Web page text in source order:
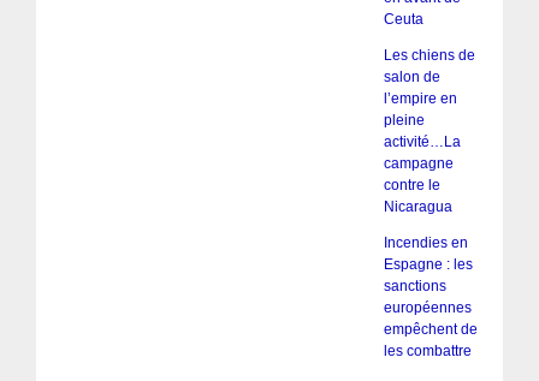
Ceuta
Les chiens de
salon de
l’empire en
pleine
activité…La
campagne
contre le
Nicaragua
Incendies en
Espagne : les
sanctions
européennes
empêchent de
les combattre